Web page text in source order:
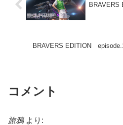
BRAVERS EDITION
コメント
旅鴉 より: